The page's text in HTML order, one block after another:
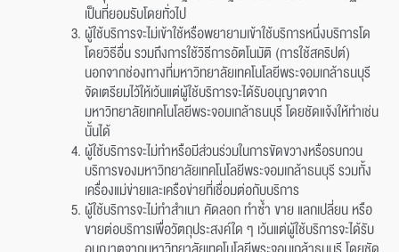
เป็นที่ยอมรับโดยทั่วไป
ผู้ใช้บริการจะไม่เข้าใช้หรือพยายามเข้าใช้บริการหนึ่งบริการโด
โดยวิธีอื่น รวมถึงการใช้วิธีการอัตโนมัติ (การใช้สคริปต์)
นอกจากช่องทางที่มหาวิทยาลัยเทคโนโลยีพระจอมเกล้าธนบุรี
จัดเตรียมไว้ให้เว้นแต่ผู้ใช้บริการจะได้รับอนุญาตจาก
มหาวิทยาลัยเทคโนโลยีพระจอมเกล้าธนบุรี โดยชัดแจ้งให้ทำเช่น
นั้นได้
ผู้ใช้บริการจะไม่ทำหรือมีส่วนร่วมในการขัดขวางหรือรบกวน
บริการของมหาวิทยาลัยเทคโนโลยีพระจอมเกล้าธนบุรี รวมทั้ง
เครื่องแม่ข่ายและเครือข่ายที่เชื่อมต่อกับบริการ
ผู้ใช้บริการจะไม่ทำสำเนา คัดลอก ทำซ้ำ ขาย แลกเปลี่ยน หรือ
ขายต่อบริการเพื่อวัตถุประสงค์ใด ๆ เว้นแต่ผู้ใช้บริการจะได้รับ